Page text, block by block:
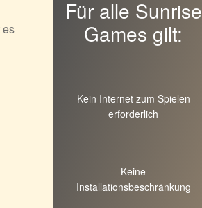
Für alle Sunrise
Games gilt:
Kein Internet zum Spielen
erforderlich
Keine
Installationsbeschränkung